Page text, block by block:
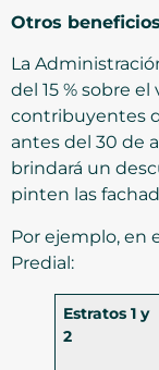
Otros
La
del 15 % sobre
contribuyentes
antes del 30 de
brindará un
pinten las
Por ejemplo, en
Predial:
Estratos 1 y
2